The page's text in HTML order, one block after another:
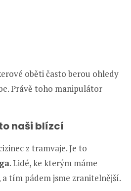
oběti často berou ohledy
Právě toho manipulátor
naši blízcí
z tramvaje. Je to
. Lidé, ke kterým máme
a tím pádem jsme zranitelnější.